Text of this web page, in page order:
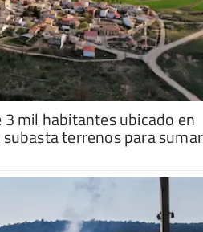
mil habitantes ubicado en
terrenos para sumar